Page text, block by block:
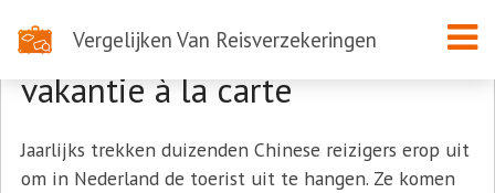
Vergelijken Van Reisverzekeringen
Chinese toeristen willen een
vakantie à la carte
Jaarlijks trekken duizenden Chinese reizigers erop uit
om in Nederland de toerist uit te hangen. Ze komen